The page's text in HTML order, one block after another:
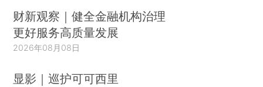
财新观察｜健全金融机构治理
更好服务高质量发展
2026年08月08日
显影｜巡护可可西里